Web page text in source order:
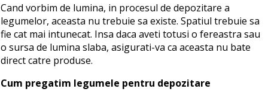
Cand vorbim de lumina, in procesul de depozitare a
legumelor, aceasta nu trebuie sa existe. Spatiul trebuie sa
fie cat mai intunecat. Insa daca aveti totusi o fereastra sau
o sursa de lumina slaba, asigurati-va ca aceasta nu bate
direct catre produse.
Cum pregatim legumele pentru depozitare